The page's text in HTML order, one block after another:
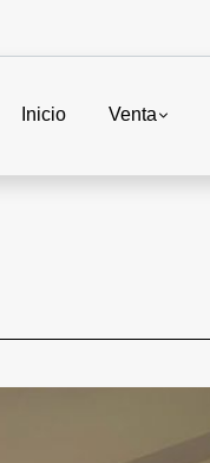
Inicio Venta